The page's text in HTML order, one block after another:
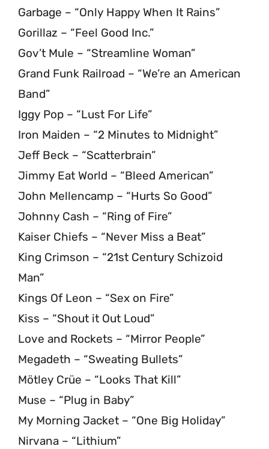
Garbage – “Only Happy When It Rains”
Gorillaz – “Feel Good Inc.”
Gov’t Mule – “Streamline Woman”
Grand Funk Railroad – “We’re an American
Band”
Iggy Pop – “Lust For Life”
Iron Maiden – “2 Minutes to Midnight”
Jeff Beck – “Scatterbrain”
Jimmy Eat World – “Bleed American”
John Mellencamp – “Hurts So Good”
Johnny Cash – “Ring of Fire”
Kaiser Chiefs – “Never Miss a Beat”
King Crimson – “21st Century Schizoid
Man”
Kings Of Leon – “Sex on Fire”
Kiss – “Shout it Out Loud”
Love and Rockets – “Mirror People”
Megadeth – “Sweating Bullets”
Mötley Crüe – “Looks That Kill”
Muse – “Plug in Baby”
My Morning Jacket – “One Big Holiday”
Nirvana – “Lithium”